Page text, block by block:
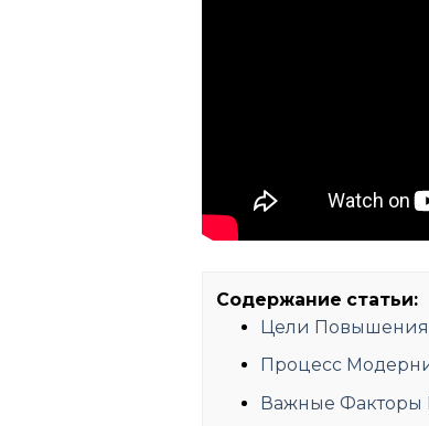
Содержание статьи:
Цели Повышения
Процесс
Важные Факторы